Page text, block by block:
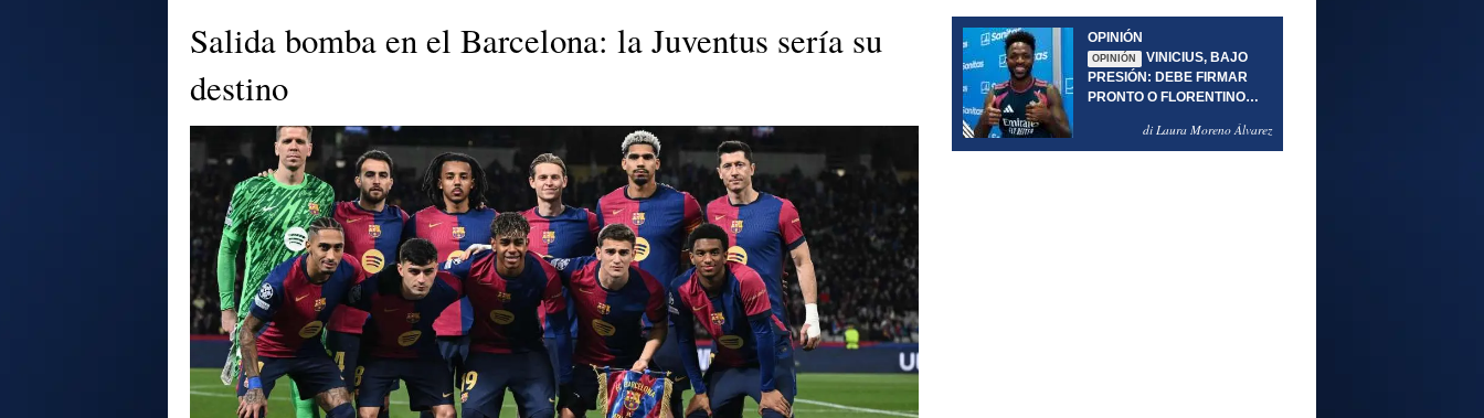
Salida bomba en el Barcelona: la Juventus sería su
destino
OPINIÓN
OPINIÓN
VINICIUS, BAJO
PRESIÓN: DEBE FIRMAR
PRONTO O FLORENTINO
di Laura Moreno Álvarez